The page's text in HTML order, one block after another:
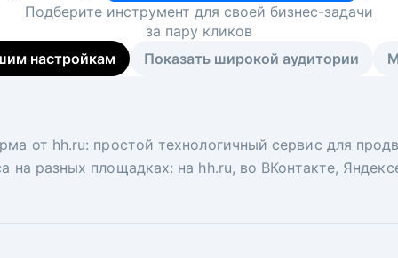
Подберите инструмент для своей бизнес-задачи
за пару кликов
настройкам
Показать широкой аудитории
от hh.ru: простой технологичный сервис для
на разных площадках: на hh.ru, во ВКонтакте,
вакансий на главной странице hh.ru.
ключ. Решите, сколько кандидатов и когда вам
рекрутеры и проектные менеджеры hh.ru с